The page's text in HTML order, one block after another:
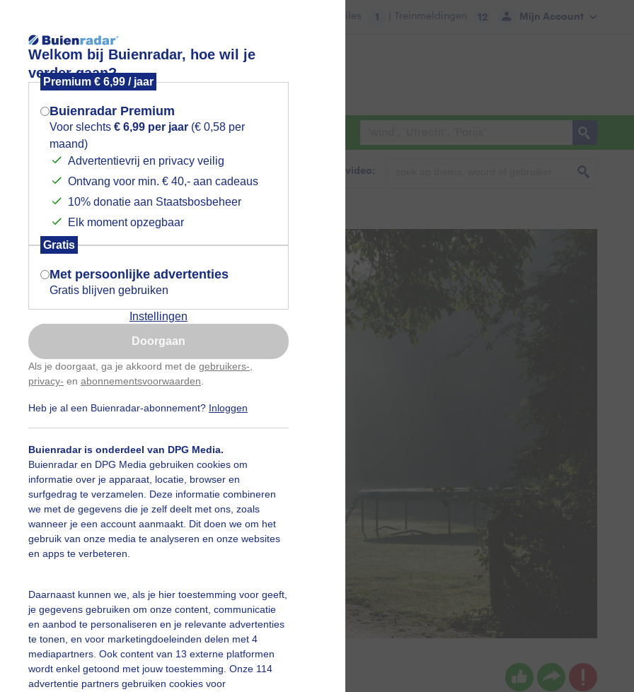
Welkom bij Buienradar, hoe wil je
verder gaan?
Premium € 6,99 / jaar
Buienradar Premium
Voor slechts € 6,99 per jaar (€ 0,58 per
maand)
Advertentievrij en privacy veilig
Ontvang voor min. € 40,- aan cadeaus
10% donatie aan Staatsbosbeheer
Elk moment opzegbaar
Gratis
Met persoonlijke advertenties
Gratis blijven gebruiken
Instellingen
Doorgaan
Als je doorgaat, ga je akkoord met de gebruikers-
privacy- en abonnementsvoorwaarden
Heb je al een Buienradar-abonnement? Inloggen
Buienradar is onderdeel van DPG Media.
Buienradar en DPG Media gebruiken cookies om
informatie over je apparaat, locatie, browser en
surfgedrag te verzamelen. Deze informatie combineren
we met de gegevens die je zelf deelt met ons, zoals
wanneer je een account aanmaakt. Dit doen we om het
gebruik van onze media te analyseren en onze websites
en apps te verbeteren.
Daarnaast kunnen we, als je hier toestemming voor geeft,
je gegevens gebruiken om onze content, communicatie
en aanbod te personaliseren en je relevante advertenties
te tonen, en voor marketingdoeleinden delen met 4
mediapartners. Ook content van 13 externe platformen
wordt enkel getoond met jouw toestemming. Onze 114
advertentie partners gebruiken cookies voor
Mijn Account
Files 1 | Treinmeldingen 12
Foto en video Weerzine
Zoeken in foto & video:
ochtend Zonnestralen
Sandra Romijn Gemaakt: 11-06-2026, 45x bekeken
Mogen we je locatie gebruiken voor
het weer?
Indien je hier nog geen akkoord op hebt
gegeven, verschijnt er zo een pop-up uit
je browser waarin deze toestemming
gevraagd wordt.
Is goed, toon de popup
Nu niet, misschien later
Gebruik je Safari en wil je niet elke dag deze pop-up
Klikhierom dit aan te passen